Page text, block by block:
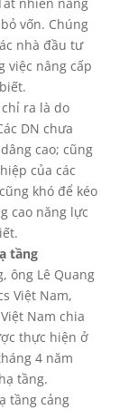
nhiên nâng
vốn. Chúng
nhà đầu tư
việc nâng cấp
ra là do
DN chưa
cao; cũng
của các
khó để kéo
cao năng lực
tầng
ông Lê Quang
Việt Nam,
Nam chia
thực hiện ở
4 năm
tầng.
tầng cảng